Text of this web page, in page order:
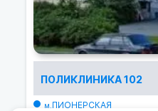
ПОЛИКЛИНИКА 102
м.ПИОНЕРСКАЯ